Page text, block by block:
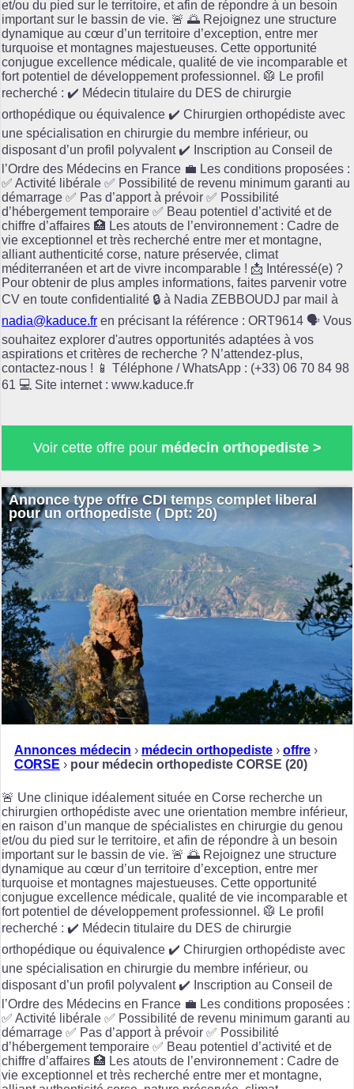
et/ou du pied sur le territoire, et afin de répondre à un besoin
important sur le bassin de vie. 🚨 🌅 Rejoignez une structure
dynamique au cœur d’un territoire d’exception, entre mer
turquoise et montagnes majestueuses. Cette opportunité
conjugue excellence médicale, qualité de vie incomparable et
fort potentiel de développement professionnel. 🥼 Le profil
recherché : ✔️ Médecin titulaire du DES de chirurgie
orthopédique ou équivalence ✔️ Chirurgien orthopédiste avec
une spécialisation en chirurgie du membre inférieur, ou
disposant d’un profil polyvalent ✔️ Inscription au Conseil de
l’Ordre des Médecins en France 💼 Les conditions proposées :
✅ Activité libérale ✅ Possibilité de revenu minimum garanti au
démarrage ✅ Pas d’apport à prévoir ✅ Possibilité
d’hébergement temporaire ✅ Beau potentiel d’activité et de
chiffre d’affaires 🏥 Les atouts de l’environnement : Cadre de
vie exceptionnel et très recherché entre mer et montagne,
alliant authenticité corse, nature préservée, climat
méditerranéen et art de vivre incomparable ! 📩 Intéressé(e) ?
Pour obtenir de plus amples informations, faites parvenir votre
CV en toute confidentialité 🔒 à Nadia ZEBBOUDJ par mail à
nadia@kaduce.fr en précisant la référence : ORT9614 🗣️ Vous
souhaitez explorer d'autres opportunités adaptées à vos
aspirations et critères de recherche ? N’attendez-plus,
contactez-nous ! 📱 Téléphone / WhatsApp : (+33) 06 70 84 98
61 💻 Site internet : www.kaduce.fr
Voir cette offre pour médecin orthopediste >
Annonce type offre CDI temps complet liberal
pour un orthopediste ( Dpt: 20)
Annonces médecin › médecin orthopediste › offre ›
CORSE › pour médecin orthopediste CORSE (20)
🚨 Une clinique idéalement située en Corse recherche un
chirurgien orthopédiste avec une orientation membre inférieur,
en raison d’un manque de spécialistes en chirurgie du genou
et/ou du pied sur le territoire, et afin de répondre à un besoin
important sur le bassin de vie. 🚨 🌅 Rejoignez une structure
dynamique au cœur d’un territoire d’exception, entre mer
turquoise et montagnes majestueuses. Cette opportunité
conjugue excellence médicale, qualité de vie incomparable et
fort potentiel de développement professionnel. 🥼 Le profil
recherché : ✔️ Médecin titulaire du DES de chirurgie
orthopédique ou équivalence ✔️ Chirurgien orthopédiste avec
une spécialisation en chirurgie du membre inférieur, ou
disposant d’un profil polyvalent ✔️ Inscription au Conseil de
l’Ordre des Médecins en France 💼 Les conditions proposées :
✅ Activité libérale ✅ Possibilité de revenu minimum garanti au
démarrage ✅ Pas d’apport à prévoir ✅ Possibilité
d’hébergement temporaire ✅ Beau potentiel d’activité et de
chiffre d’affaires 🏥 Les atouts de l’environnement : Cadre de
vie exceptionnel et très recherché entre mer et montagne,